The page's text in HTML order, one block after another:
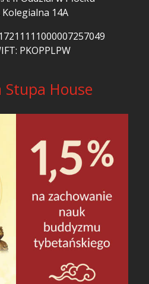
Kolegialna 14A
PKOPPLPW
Stupa House